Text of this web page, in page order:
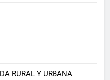
RURAL Y URBANA